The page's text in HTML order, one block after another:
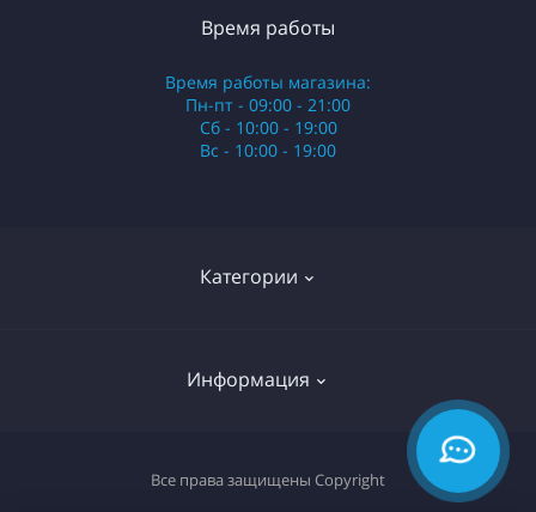
Категории
Российские сигареты
Информация
Время работы
Время работы магазина:
Пн-пт - 09:00 - 21:00
Сб - 10:00 - 19:00
Вс - 10:00 - 19:00
Все права защищены Copyright